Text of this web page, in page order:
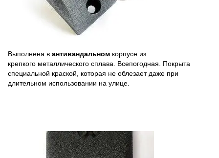
Выполнена в антивандальном корпусе из
крепкого металлического сплава. Всепогодная. Покрыта
специальной краской, которая не облезает даже при
длительном использовании на улице.